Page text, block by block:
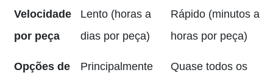
Velocidade
por peça
Lento (horas a
dias por peça)
Rápido (minutos a
horas por peça)
Opções de
Principalmente
Quase todos os